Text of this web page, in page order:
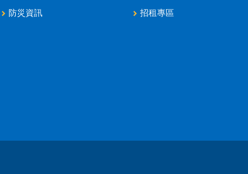
防災資訊
招租專區